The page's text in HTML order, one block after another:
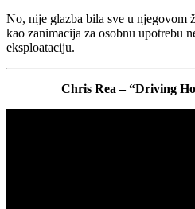
No, nije glazba bila sve u njegovom
kao zanimacija za osobnu upotrebu
eksploataciju.
Chris Rea – “Driving